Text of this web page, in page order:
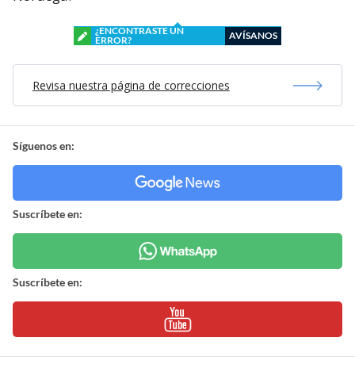
¿ENCONTRASTE UN
ERROR?
AVÍSANOS
Revisa nuestra página de correcciones
Síguenos en:
Suscríbete en:
Suscríbete en: